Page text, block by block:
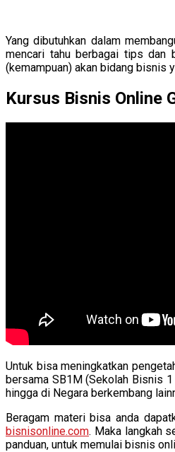
Yang dibutuhkan dalam
mencari tahu berbagai tips dan
(kemampuan) akan bidang bisnis
Kursus Bisnis Online
Untuk bisa meningkatkan
bersama SB1M (Sekolah Bisnis
hingga di Negara berkembang
Beragam materi bisa anda
bisnisonline.com. Maka langkah
panduan, untuk memulai bisnis